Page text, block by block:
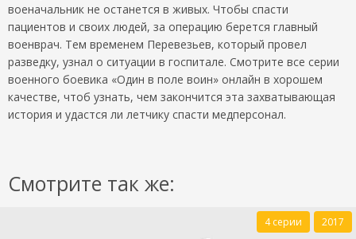
военачальник не останется в живых. Чтобы спасти
пациентов и своих людей, за операцию берется главный
военврач. Тем временем Перевезьев, который провел
разведку, узнал о ситуации в госпитале. Смотрите все серии
военного боевика «Один в поле воин» онлайн в хорошем
качестве, чтоб узнать, чем закончится эта захватывающая
история и удастся ли летчику спасти медперсонал.
Смотрите так же:
4 серии 2017